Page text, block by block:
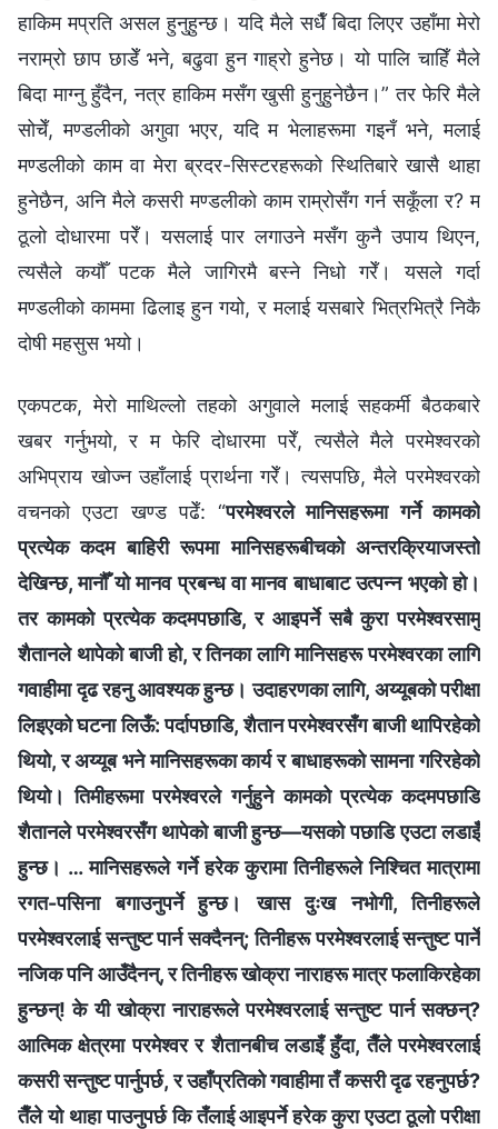
हाकिम मप्रति असल हुनुहुन्छ। यदि मैले सधैँ बिदा लिएर उहाँमा मेरो
नराम्रो छाप छाडेँ भने, बढुवा हुन गाह्रो हुनेछ। यो पालि चाहिँ मैले
बिदा माग्नु हुँदैन, नत्र हाकिम मसँग खुसी हुनुहुनेछैन।” तर फेरि मैले
सोचेँ, मण्डलीको अगुवा भएर, यदि म भेलाहरूमा गइनँ भने, मलाई
मण्डलीको काम वा मेरा ब्रदर-सिस्टरहरूको स्थितिबारे खासै थाहा
हुनेछैन, अनि मैले कसरी मण्डलीको काम राम्रोसँग गर्न सकूँला र? म
ठूलो दोधारमा परेँ। यसलाई पार लगाउने मसँग कुनै उपाय थिएन,
त्यसैले कयौँ पटक मैले जागिरमै बस्ने निधो गरेँ। यसले गर्दा
मण्डलीको काममा ढिलाइ हुन गयो, र मलाई यसबारे भित्रभित्रै निकै
दोषी महसुस भयो।
एकपटक, मेरो माथिल्लो तहको अगुवाले मलाई सहकर्मी बैठकबारे
खबर गर्नुभयो, र म फेरि दोधारमा परेँ, त्यसैले मैले परमेश्‍वरको
अभिप्राय खोज्न उहाँलाई प्रार्थना गरेँ। त्यसपछि, मैले परमेश्‍वरको
वचनको एउटा खण्ड पढेँ: “परमेश्‍वरले मानिसहरूमा गर्ने कामको
प्रत्येक कदम बाहिरी रूपमा मानिसहरूबीचको अन्तरक्रियाजस्तो
देखिन्छ, मानौँ यो मानव प्रबन्ध वा मानव बाधाबाट उत्पन्न भएको हो।
तर कामको प्रत्येक कदमपछाडि, र आइपर्ने सबै कुरा परमेश्‍वरसामु
शैतानले थापेको बाजी हो, र तिनका लागि मानिसहरू परमेश्‍वरका लागि
गवाहीमा दृढ रहनु आवश्यक हुन्छ। उदाहरणका लागि, अय्यूबको परीक्षा
लिइएको घटना लिऊँ: पर्दापछाडि, शैतान परमेश्‍वरसँग बाजी थापिरहेको
थियो, र अय्यूब भने मानिसहरूका कार्य र बाधाहरूको सामना गरिरहेको
थियो। तिमीहरूमा परमेश्‍वरले गर्नुहुने कामको प्रत्येक कदमपछाडि
शैतानले परमेश्‍वरसँग थापेको बाजी हुन्छ—यसको पछाडि एउटा लडाइँ
हुन्छ। … मानिसहरूले गर्ने हरेक कुरामा तिनीहरूले निश्चित मात्रामा
रगत-पसिना बगाउनुपर्ने हुन्छ। खास दुःख नभोगी, तिनीहरूले
परमेश्‍वरलाई सन्तुष्ट पार्न सक्दैनन्; तिनीहरू परमेश्‍वरलाई सन्तुष्ट पार्ने
नजिक पनि आउँदैनन्, र तिनीहरू खोक्रा नाराहरू मात्र फलाकिरहेका
हुन्छन्! के यी खोक्रा नाराहरूले परमेश्‍वरलाई सन्तुष्ट पार्न सक्छन्?
आत्मिक क्षेत्रमा परमेश्‍वर र शैतानबीच लडाइँ हुँदा, तैँले परमेश्‍वरलाई
कसरी सन्तुष्ट पार्नुपर्छ, र उहाँप्रतिको गवाहीमा तँ कसरी दृढ रहनुपर्छ?
तैँले यो थाहा पाउनुपर्छ कि तँलाई आइपर्ने हरेक कुरा एउटा ठूलो परीक्षा